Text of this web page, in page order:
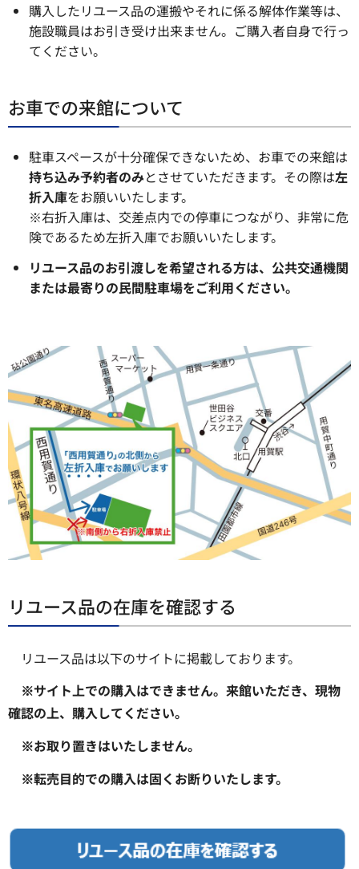
購入したリユース品の運搬やそれに係る解体作業等は、
施設職員はお引き受け出来ません。ご購入者自身で行っ
てください。
お車での来館について
駐車スペースが十分確保できないため、お車での来館は
持ち込み予約者のみとさせていただきます。その際は左
折入庫をお願いいたします。
※右折入庫は、交差点内での停車につながり、非常に危
険であるため左折入庫でお願いいたします。
リユース品のお引渡しを希望される方は、公共交通機関
または最寄りの民間駐車場をご利用ください。
リユース品の在庫を確認する
リユース品は以下のサイトに掲載しております。
※サイト上での購入はできません。来館いただき、現物
確認の上、購入してください。
※お取り置きはいたしません。
※転売目的での購入は固くお断りいたします。